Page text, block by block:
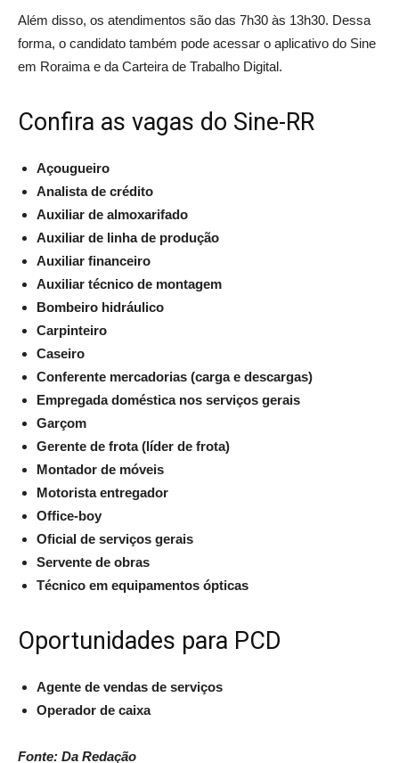
Além disso, os atendimentos são das 7h30 às 13h30. Dessa
forma, o candidato também pode acessar o aplicativo do Sine
em Roraima e da Carteira de Trabalho Digital.
Confira as vagas do Sine-RR
Açougueiro
Analista de crédito
Auxiliar de almoxarifado
Auxiliar de linha de produção
Auxiliar financeiro
Auxiliar técnico de montagem
Bombeiro hidráulico
Carpinteiro
Caseiro
Conferente mercadorias (carga e descargas)
Empregada doméstica nos serviços gerais
Garçom
Gerente de frota (líder de frota)
Montador de móveis
Motorista entregador
Office-boy
Oficial de serviços gerais
Servente de obras
Técnico em equipamentos ópticas
Oportunidades para PCD
Agente de vendas de serviços
Operador de caixa
Fonte: Da Redação